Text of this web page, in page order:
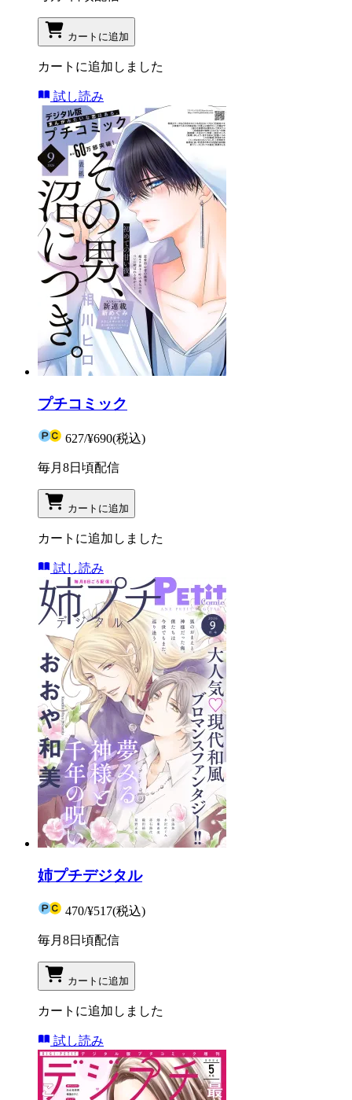
カートに追加
カートに追加しました
試し読み
プチコミック
627/¥690(税込)
毎月8日頃配信
カートに追加
カートに追加しました
試し読み
姉プチデジタル
470/¥517(税込)
毎月8日頃配信
カートに追加
カートに追加しました
試し読み